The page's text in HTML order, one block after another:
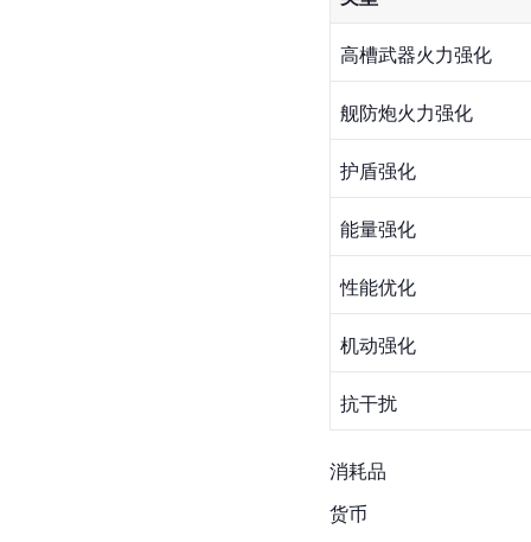
高槽武器火力强化
舰防炮火力强化
护盾强化
能量强化
性能优化
机动强化
抗干扰
消耗品
货币